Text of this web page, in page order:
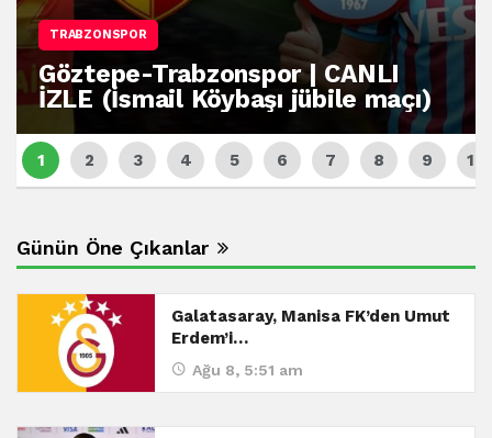
TRABZONSPOR
Göztepe-Trabzonspor | CANLI
İZLE (İsmail Köybaşı jübile maçı)
Günün Öne Çıkanlar
Galatasaray, Manisa FK’den Umut
Erdem’i…
Ağu 8, 5:51 am